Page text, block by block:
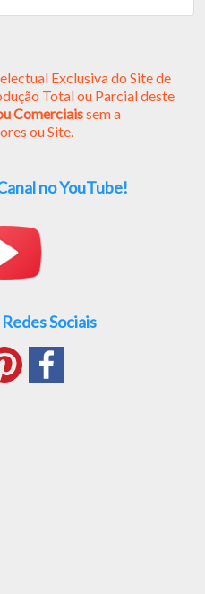
Exclusiva do Site de
Total ou Parcial deste
Comerciaissem a
ou Site.
no YouTube!
Sociais